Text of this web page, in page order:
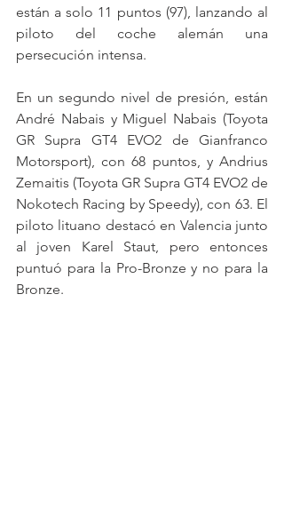
están a solo 11 puntos (97), lanzando al
piloto del coche alemán una
persecución intensa.
En un segundo nivel de presión, están
André Nabais y Miguel Nabais (Toyota
GR Supra GT4 EVO2 de Gianfranco
Motorsport), con 68 puntos, y Andrius
Zemaitis (Toyota GR Supra GT4 EVO2 de
Nokotech Racing by Speedy), con 63. El
piloto lituano destacó en Valencia junto
al joven Karel Staut, pero entonces
puntuó para la Pro-Bronze y no para la
Bronze.